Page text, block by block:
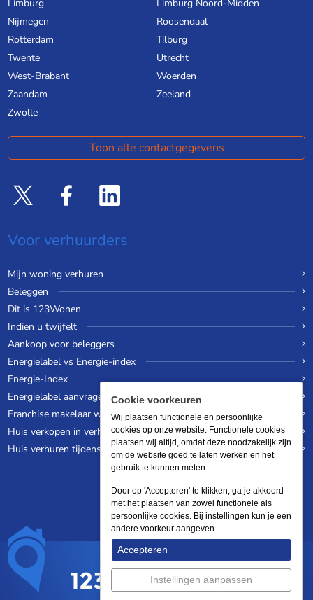
Limburg
Limburg Noord-Midden
Nijmegen
Roosendaal
Rotterdam
Tilburg
Twente
Utrecht
West-Brabant
Woerden
Zaandam
Zeeland
Zwolle
Toon alle contactgegevens
Voor verhuurders
Mijn woning verhuren
Beleggen
Dit is 123Wonen
Indien u twijfelt
Aankoop voor beleggers
Energielabel vs Energie-index
Energie-Index
Energielabel aanvragen
Franchise makelaar worden
Huis verkopen in verhuurde staat
Huis verhuren tijdens een wereldreis
Cookie voorkeuren
Wij plaatsen functionele en persoonlijke
cookies op onze website. Functionele cookies
plaatsen wij altijd, omdat deze noodzakelijk zijn
om de website goed te laten werken en het
gebruik te kunnen meten.
Door op 'Accepteren' te klikken, ga je akkoord
met het plaatsen van zowel functionele als
persoonlijke cookies. Bij instellingen kun je een
andere voorkeur aangeven.
Accepteren
Instellingen aanpassen